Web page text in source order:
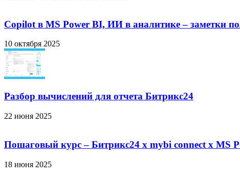
Copilot в MS Power BI, ИИ в аналитике – заметки
10 октября 2025
Разбор вычислений для отчета Битрикс24
22 июня 2025
Пошаговый курс – Битрикс24 х mybi connect х MS
18 июня 2025